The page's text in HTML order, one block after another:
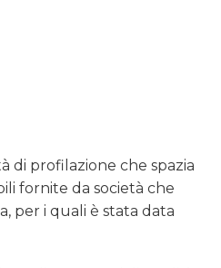
di profilazione che spazia
fornite da società che
per i quali è stata data